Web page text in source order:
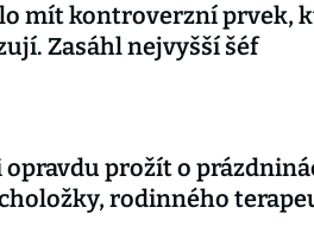
mít kontroverzní prvek,
Zasáhl nejvyšší šéf
opravdu prožít o
rodinného